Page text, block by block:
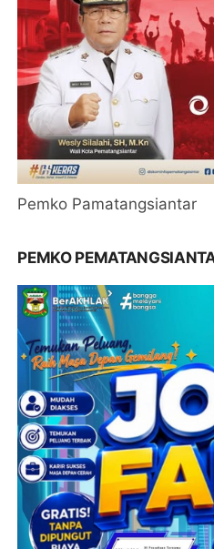
Pemko Pamatangsiantar
PEMKO